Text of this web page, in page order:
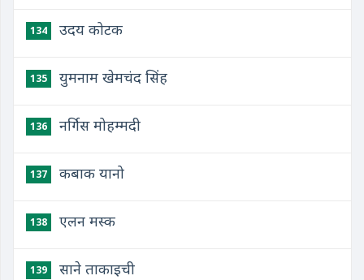
134 उदय कोटक
135 युमनाम खेमचंद सिंह
136 नर्गिस मोहम्मदी
137 कबाक यानो
138 एलन मस्क
139 साने ताकाइची